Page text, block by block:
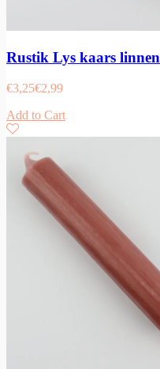
Rustik Lys kaars linnen
€3,25€2,99
Add to Cart